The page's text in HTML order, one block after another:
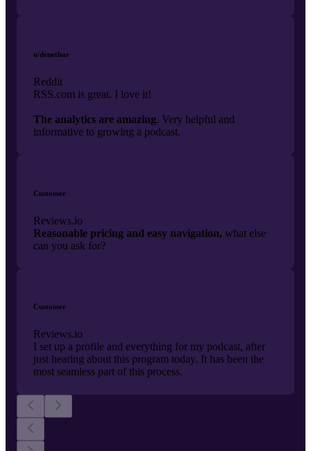
u/denethar
Reddit
RSS.com is great. I love it!
The analytics are amazing. Very helpful and
informative to growing a podcast.
Customer
Reviews.io
Reasonable pricing and easy navigation, what else
can you ask for?
Customer
Reviews.io
I set up a profile and everything for my podcast, after
just hearing about this program today. It has been the
most seamless part of this process.